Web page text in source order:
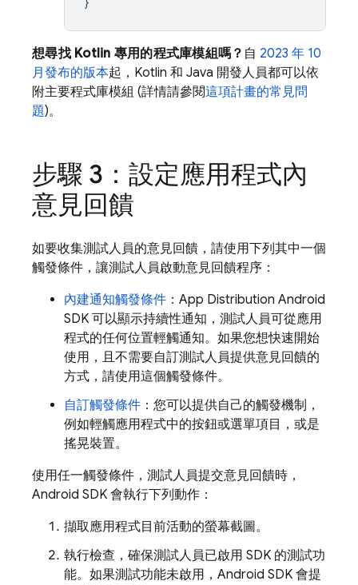
想尋找 Kotlin 專用的程式庫模組嗎？ 自 2023 年 10
月發布的版本起，Kotlin 和 Java 開發人員都可以依
附主要程式庫模組 (詳情請參閱這項計畫的常見問
題)。
步驟 3：設定應用程式內
意見回饋
如要收集測試人員的意見回饋，請使用下列其中一個
觸發條件，讓測試人員啟動意見回饋程序：
內建通知觸發條件 ： App Distribution Android
SDK 可以顯示持續性通知，測試人員可從應用
程式的任何位置輕觸通知。如果您想快速開始
使用，且不需要自訂測試人員提供意見回饋的
方式，請使用這個觸發條件。
自訂觸發條件 ：您可以提供自己的觸發機制，
例如輕觸應用程式中的按鈕或選單項目，或是
搖晃裝置。
使用任一觸發條件，測試人員提交意見回饋時，
Android SDK 會執行下列動作：
擷取應用程式目前活動的螢幕截圖。
執行檢查，確保測試人員已啟用 SDK 的測試功
能。如果測試功能未啟用，Android SDK 會提